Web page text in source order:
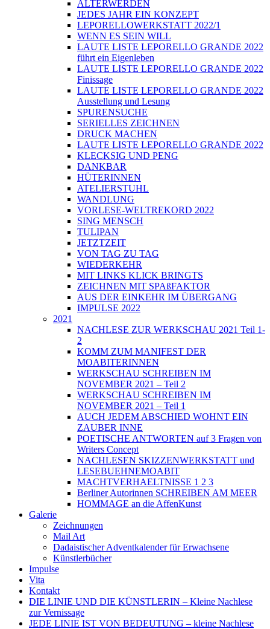
ÄLTERWERDEN
JEDES JAHR EIN KONZEPT
LEPORELLOWERKSTATT 2022/1
WENN ES SEIN WILL
LAUTE LISTE LEPORELLO GRANDE 2022
führt ein Eigenleben
LAUTE LISTE LEPORELLO GRANDE 2022
Finissage
LAUTE LISTE LEPORELLO GRANDE 2022
Ausstellung und Lesung
SPURENSUCHE
SERIELLES ZEICHNEN
DRUCK MACHEN
LAUTE LISTE LEPORELLO GRANDE 2022
KLECKSIG UND PENG
DANKBAR
HÜTERINNEN
ATELIERSTUHL
WANDLUNG
VORLESE-WELTREKORD 2022
SING MENSCH
TULIPAN
JETZTZEIT
VON TAG ZU TAG
WIEDERKEHR
MIT LINKS KLICK BRINGTS
ZEICHNEN MIT SPAßFAKTOR
AUS DER EINKEHR IM ÜBERGANG
IMPULSE 2022
2021
NACHLESE ZUR WERKSCHAU 2021 Teil 1-
2
KOMM ZUM MANIFEST DER
MOABITERINNEN
WERKSCHAU SCHREIBEN IM
NOVEMBER 2021 – Teil 2
WERKSCHAU SCHREIBEN IM
NOVEMBER 2021 – Teil 1
AUCH JEDEM ABSCHIED WOHNT EIN
ZAUBER INNE
POETISCHE ANTWORTEN auf 3 Fragen von
Writers Concept
NACHLESEN SKIZZENWERKSTATT und
LESEBUEHNEMOABIT
MACHTVERHAELTNISSE 1 2 3
Berliner Autorinnen SCHREIBEN AM MEER
HOMMAGE an die AffenKunst
Galerie
Zeichnungen
Mail Art
Dadaistischer Adventkalender für Erwachsene
Künstlerbücher
Impulse
Vita
Kontakt
DIE LINIE UND DIE KÜNSTLERIN – Kleine Nachlese
zur Vernissage
JEDE LINIE IST VON BEDEUTUNG – kleine Nachlese